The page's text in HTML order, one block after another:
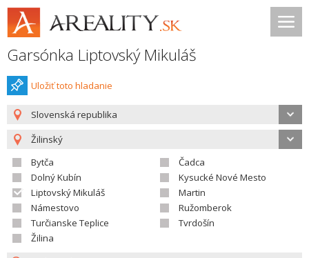
Garsónka Liptovský Mikuláš
Uložiť toto hladanie
Slovenská republika
Žilinský
Bytča
Čadca
Dolný Kubín
Kysucké Nové Mesto
Liptovský Mikuláš
Martin
Námestovo
Ružomberok
Turčianske Teplice
Tvrdošín
Žilina